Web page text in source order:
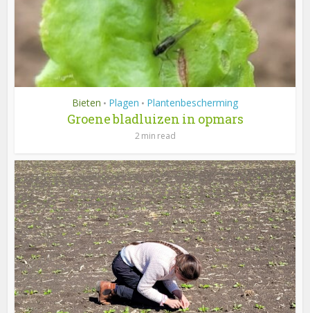
Bieten • Plagen • Plantenbescherming
Groene bladluizen in opmars
2 min read